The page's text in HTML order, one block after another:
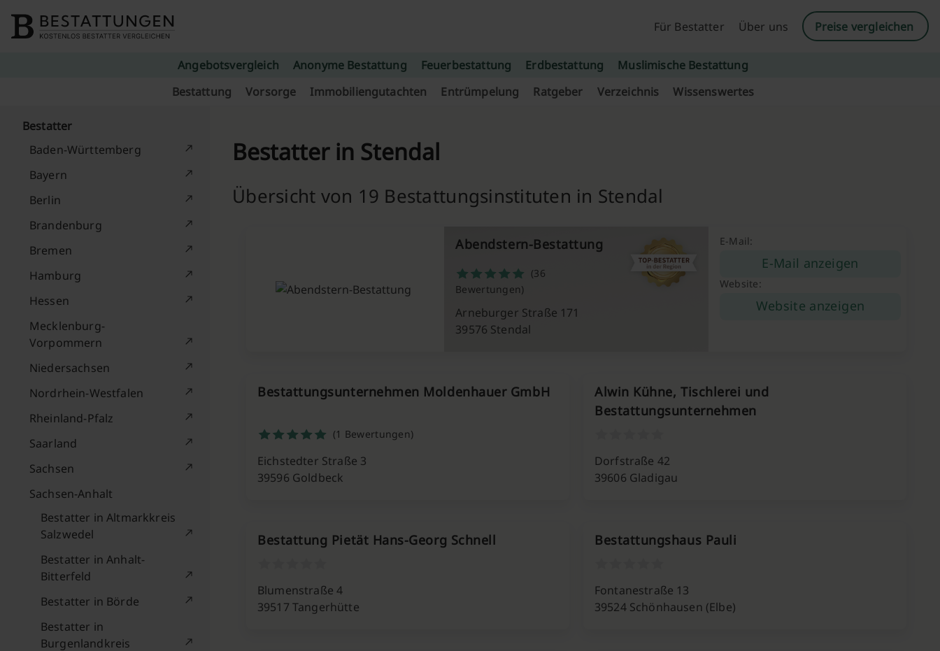
Für Bestatter
Über uns Preise vergleichen
Angebotsvergleich Anonyme Bestattung Feuerbestattung Erdbestattung
Muslimische Bestattung
Bestattung
Vorsorge Immobiliengutachten Entrümpelung Ratgeber Verzeichnis Wissenswertes
Bestatter
Baden-Württemberg
Bayern
Berlin
Brandenburg
Bremen
Hamburg
Hessen
Mecklenburg-
Vorpommern
Niedersachsen
Nordrhein-Westfalen
Rheinland-Pfalz
Saarland
Sachsen
Sachsen-Anhalt
Bestatter in Altmarkkreis
Salzwedel
Bestatter in Anhalt-
Bitterfeld
Bestatter in Börde
Bestatter in
Burgenlandkreis
Bestatter in Stendal
Übersicht von 19 Bestattungsinstituten in Stendal
Abendstern-Bestattung
(36
Bewertungen)
Arneburger Straße 171
39576 Stendal
E-Mail:
E-Mail anzeigen
Website:
Website anzeigen
Bestattungsunternehmen Moldenhauer GmbH
(1 Bewertungen)
Eichstedter Straße 3
39596 Goldbeck
Alwin Kühne, Tischlerei und
Bestattungsunternehmen
Dorfstraße 42
39606 Gladigau
Bestattung Pietät Hans-Georg Schnell
Blumenstraße 4
39517 Tangerhütte
Bestattungshaus Pauli
Fontanestraße 13
39524 Schönhausen (Elbe)